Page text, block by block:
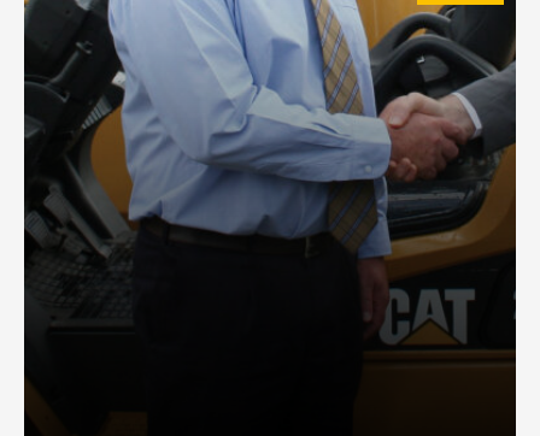
RENTA DE MONTACARGAS Y EQUIPOS
Opciones eléctricas y de combustión según tus necesidades operativas